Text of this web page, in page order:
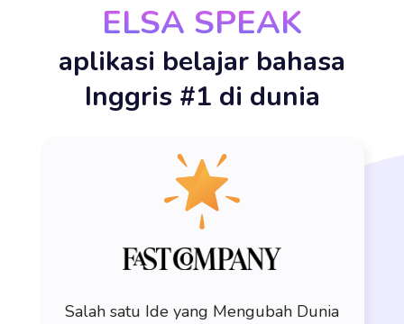
ELSA SPEAK
aplikasi belajar bahasa
Inggris #1 di dunia
Salah satu Ide yang Mengubah Dunia